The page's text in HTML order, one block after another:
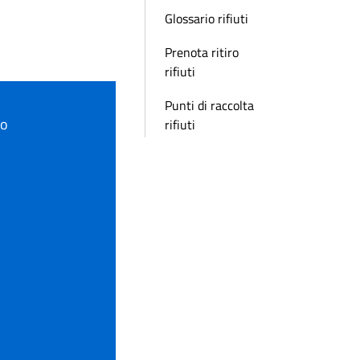
Glossario rifiuti
Prenota ritiro
rifiuti
Punti di raccolta
rifiuti